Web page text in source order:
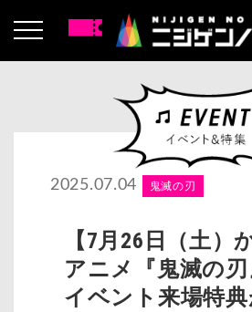
2025.07.04 鬼滅の刃
【7月26日（土）
アニメ『鬼滅の
イベント来場特